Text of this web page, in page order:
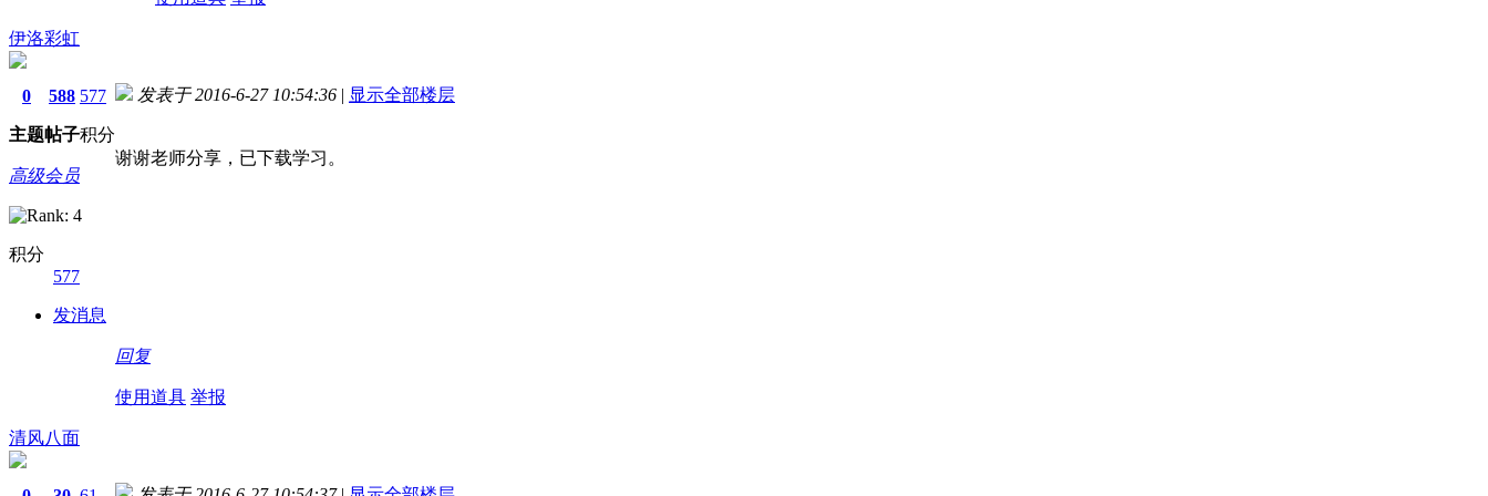
伊洛彩虹
0
主题
588
帖子
577
积分
高级会员
积分
577
发消息
发表于 2016-6-27 10:54:36 | 显示全部楼层
谢谢老师分享，已下载学习。
回复
使用道具 举报
清风八面